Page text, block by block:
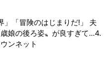
」「冒険のはじまりだ!」 夫
娘の後ろ姿〟が良すぎて...4.
ンネット